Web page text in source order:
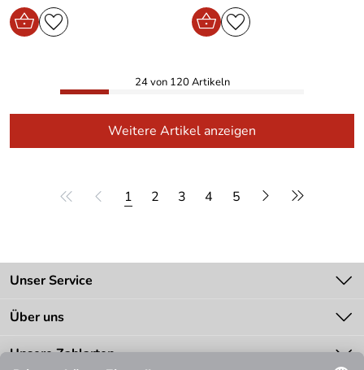
24 von 120 Artikeln
Weitere Artikel anzeigen
1 2 3 4 5
Unser Service
Kontakt
Über uns
Unsere Bestseller
Unsere Zahlarten